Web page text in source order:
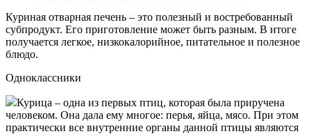
Куриная отварная печень – это полезный и востребованный
субпродукт. Его приготовление может быть разным. В итоге
получается легкое, низкокалорийное, питательное и полезное
блюдо.
Одноклассники
Курица – одна из первых птиц, которая была приручена
человеком. Она дала ему многое: перья, яйца, мясо. При этом
практически все внутренние органы данной птицы являются